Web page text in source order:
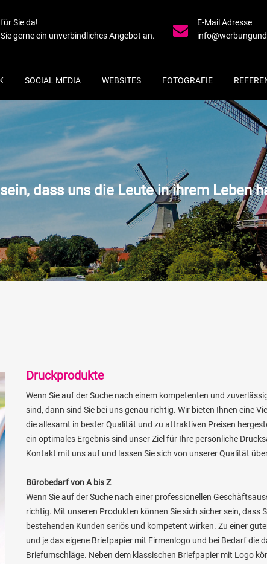
Sie da!
gerne ein unverbindliches Angebot an.
E-Mail Adresse
SOCIAL MEDIA WEBSITES FOTOGRAFIE
dass uns die Leute in ihrem Leben
Druckprodukte
Wenn Sie auf der Suche nach einem kompetenten und
sind, dann sind Sie bei uns genau richtig. Wir bieten Ihnen eine
die allesamt in bester Qualität und zu attraktiven Preisen
ein optimales Ergebnis sind unser Ziel für Ihre persönliche
Kontakt mit uns auf und lassen Sie sich von unserer Qualität
Bürobedarf von A bis Z
Wenn Sie auf der Suche nach einer professionellen
richtig. Mit unseren Produkten können Sie sich sicher sein, dass
bestehenden Kunden seriös und kompetent wirken. Zu einer
und je das eigene Briefpapier mit Firmenlogo und bei Bedarf die
Briefumschläge. Neben dem klassischen Briefpapier mit Logo